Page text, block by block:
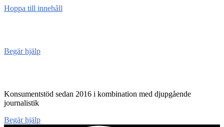
Hoppa till innehåll
Begär hjälp
Konsumentstöd sedan 2016 i kombination med djupgående
journalistik
Begär hjälp